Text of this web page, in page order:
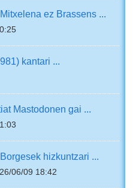
ez Brassens ...
kantari ...
Mastodonen gai ...
hizkuntzari ...
06/09 18:42